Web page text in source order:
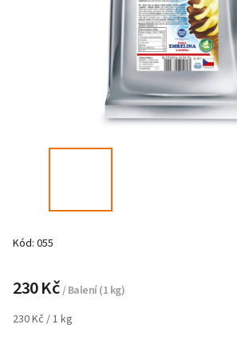
Kód: 055
230 Kč/ Balení (1 kg)
230 Kč / 1 kg